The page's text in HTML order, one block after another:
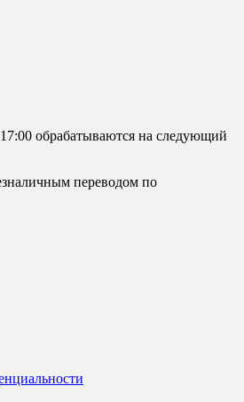
обрабатываются на следующий
переводом по